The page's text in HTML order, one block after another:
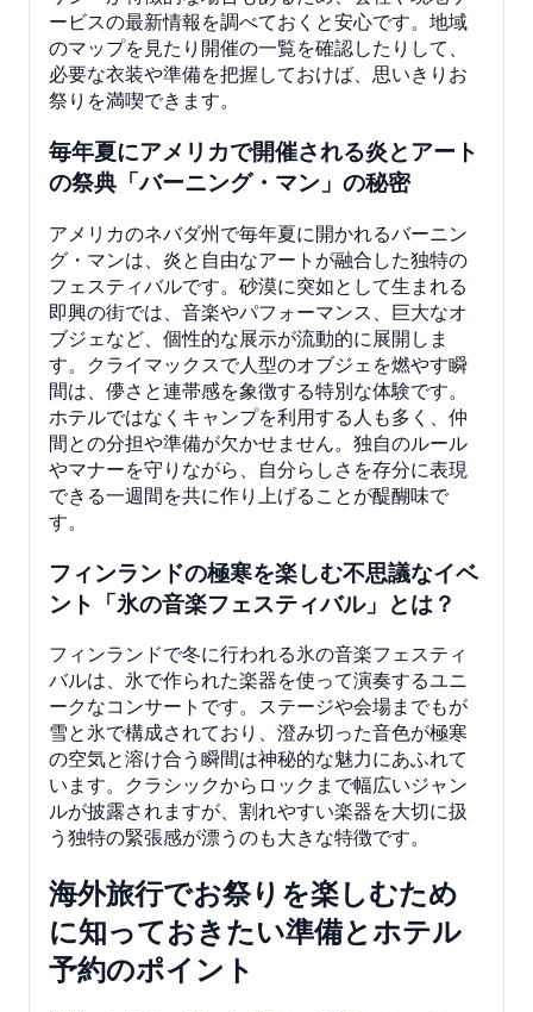
ービスの最新情報を調べておくと安心です。地域
のマップを見たり開催の一覧を確認したりして、
必要な衣装や準備を把握しておけば、思いきりお
祭りを満喫できます。
毎年夏にアメリカで開催される炎とアート
の祭典「バーニング・マン」の秘密
アメリカのネバダ州で毎年夏に開かれるバーニン
グ・マンは、炎と自由なアートが融合した独特の
フェスティバルです。砂漠に突如として生まれる
即興の街では、音楽やパフォーマンス、巨大なオ
ブジェなど、個性的な展示が流動的に展開しま
す。クライマックスで人型のオブジェを燃やす瞬
間は、儚さと連帯感を象徴する特別な体験です。
ホテルではなくキャンプを利用する人も多く、仲
間との分担や準備が欠かせません。独自のルール
やマナーを守りながら、自分らしさを存分に表現
できる一週間を共に作り上げることが醍醐味で
す。
フィンランドの極寒を楽しむ不思議なイベ
ント「氷の音楽フェスティバル」とは？
フィンランドで冬に行われる氷の音楽フェスティ
バルは、氷で作られた楽器を使って演奏するユニ
ークなコンサートです。ステージや会場までもが
雪と氷で構成されており、澄み切った音色が極寒
の空気と溶け合う瞬間は神秘的な魅力にあふれて
います。クラシックからロックまで幅広いジャン
ルが披露されますが、割れやすい楽器を大切に扱
う独特の緊張感が漂うのも大きな特徴です。
海外旅行でお祭りを楽しむため
に知っておきたい準備とホテル
予約のポイント